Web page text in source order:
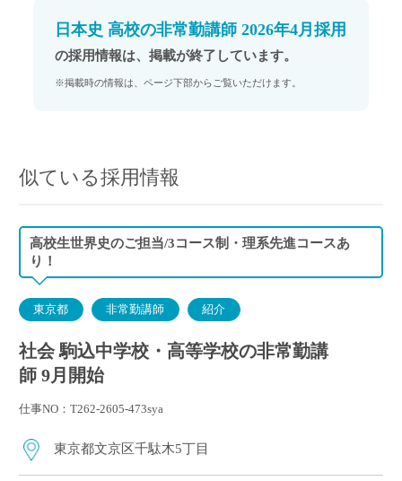
日本史 高校の非常勤講師 2026年4月採用
の採用情報は、掲載が終了しています。
※掲載時の情報は、ページ下部からご覧いただけます。
似ている採用情報
高校生世界史のご担当/3コース制・理系先進コースあ
り！
東京都 非常勤講師 紹介
社会 駒込中学校・高等学校の非常勤講
師 9月開始
仕事NO：T262-2605-473sya
東京都文京区千駄木5丁目